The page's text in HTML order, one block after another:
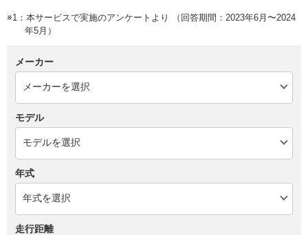
※1：本サービスで実施のアンケートより （回答期間：2023年6月〜2024
年5月）
メーカー
モデル
年式
走行距離